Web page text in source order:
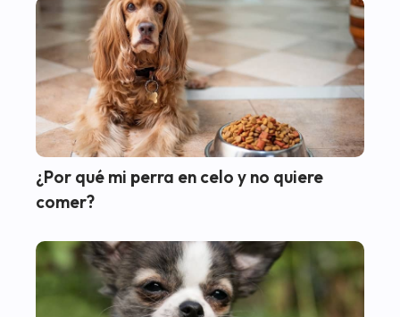
¿Por qué mi perra en celo y no quiere
comer?